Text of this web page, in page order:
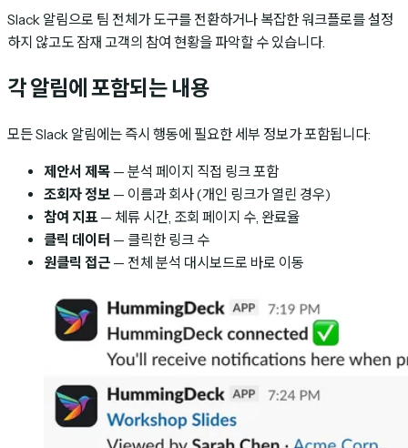
Slack 알림으로 팀 전체가 도구를 전환하거나 복잡한 워크플로를 설정
하지 않고도 잠재 고객의 참여 현황을 파악할 수 있습니다.
각 알림에 포함되는 내용
모든 Slack 알림에는 즉시 행동에 필요한 세부 정보가 포함됩니다:
제안서 제목 — 분석 페이지 직접 링크 포함
조회자 정보 — 이름과 회사 (개인 링크가 열린 경우)
참여 지표— 체류 시간, 조회 페이지 수, 완료율
클릭 데이터 — 클릭한 링크 수
원클릭 접근 — 전체 분석 대시보드로 바로 이동